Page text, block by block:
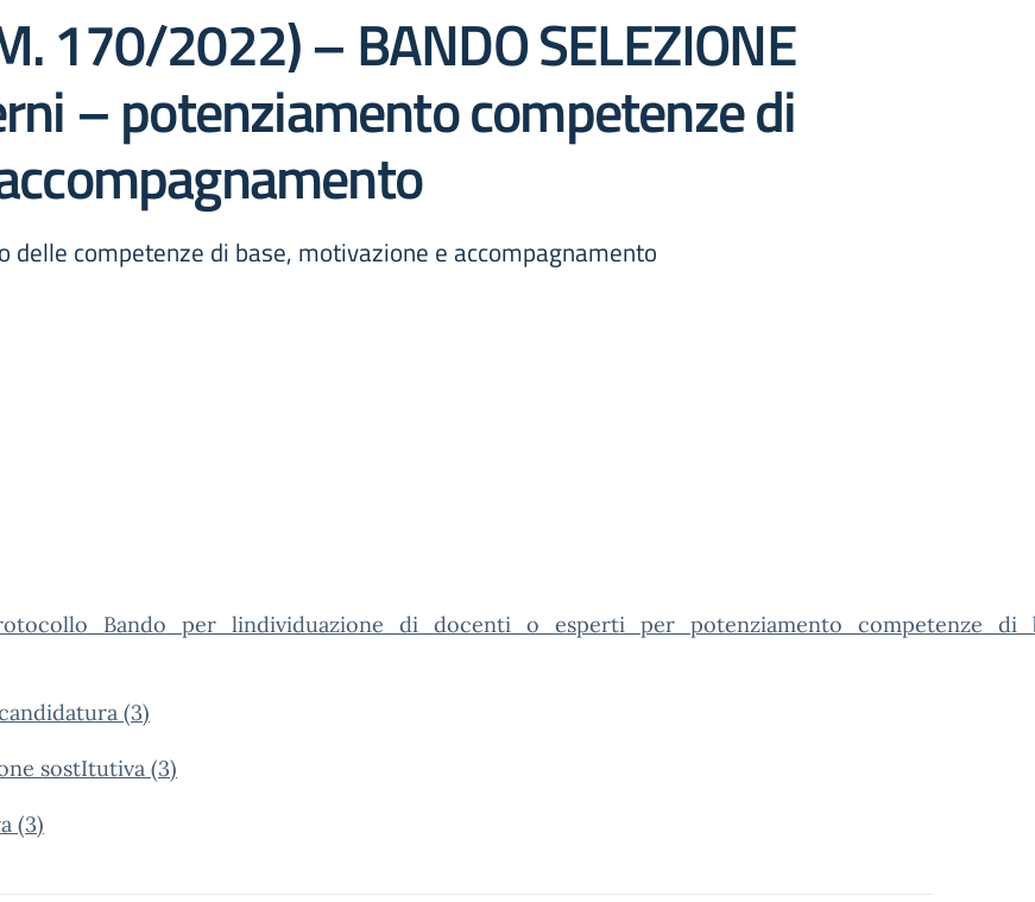
170/2022) – BANDO SELEZIONE
– potenziamento competenze di
competenze di base, motivazione e accompagnamento
(3)
sostItutiva (3)
(3)